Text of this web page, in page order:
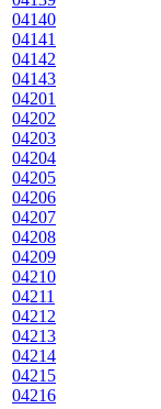
04140
04141
04142
04143
04201
04202
04203
04204
04205
04206
04207
04208
04209
04210
04211
04212
04213
04214
04215
04216